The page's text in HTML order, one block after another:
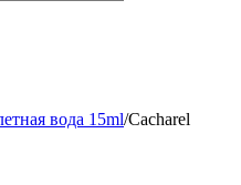
вода 15ml/Cacharel